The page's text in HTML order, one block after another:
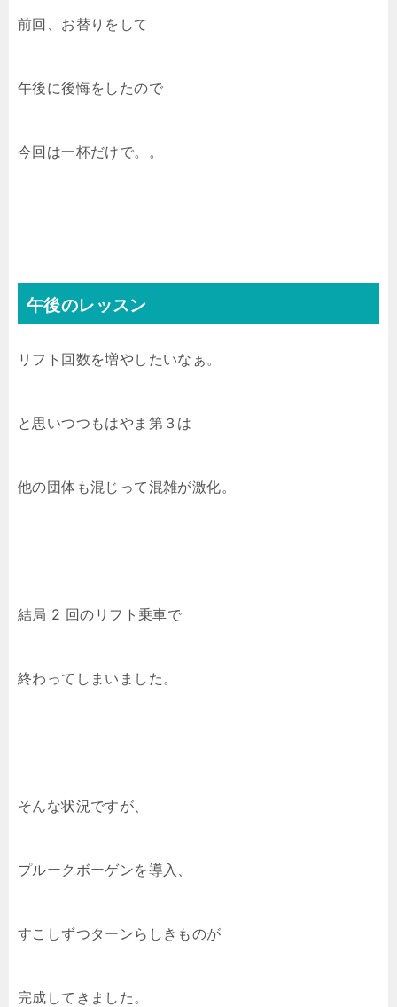
前回、お替りをして
午後に後悔をしたので
今回は一杯だけで。。
午後のレッスン
リフト回数を増やしたいなぁ。
と思いつつもはやま第３は
他の団体も混じって混雑が激化。
結局 2 回のリフト乗車で
終わってしまいました。
そんな状況ですが、
プルークボーゲンを導入、
すこしずつターンらしきものが
完成してきました。